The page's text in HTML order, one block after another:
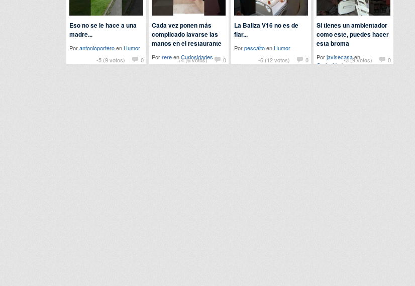
-5 (9 votos) 0
Eso no se le hace a una
madre...
Porantonioporteroen Humor
+4 (6 votos)
0
Cada vez ponen más
complicado lavarse las
manos en el restaurante
PorrereenCuriosidades -6 (12 votos) 0
La Baliza V16 no es de
fiar...
Porpescaitoen Humor
-3 (9 votos)
0
Si tienes un ambientador
como este, puedes hacer
esta broma
Porjavisecasaen
Curiosidades